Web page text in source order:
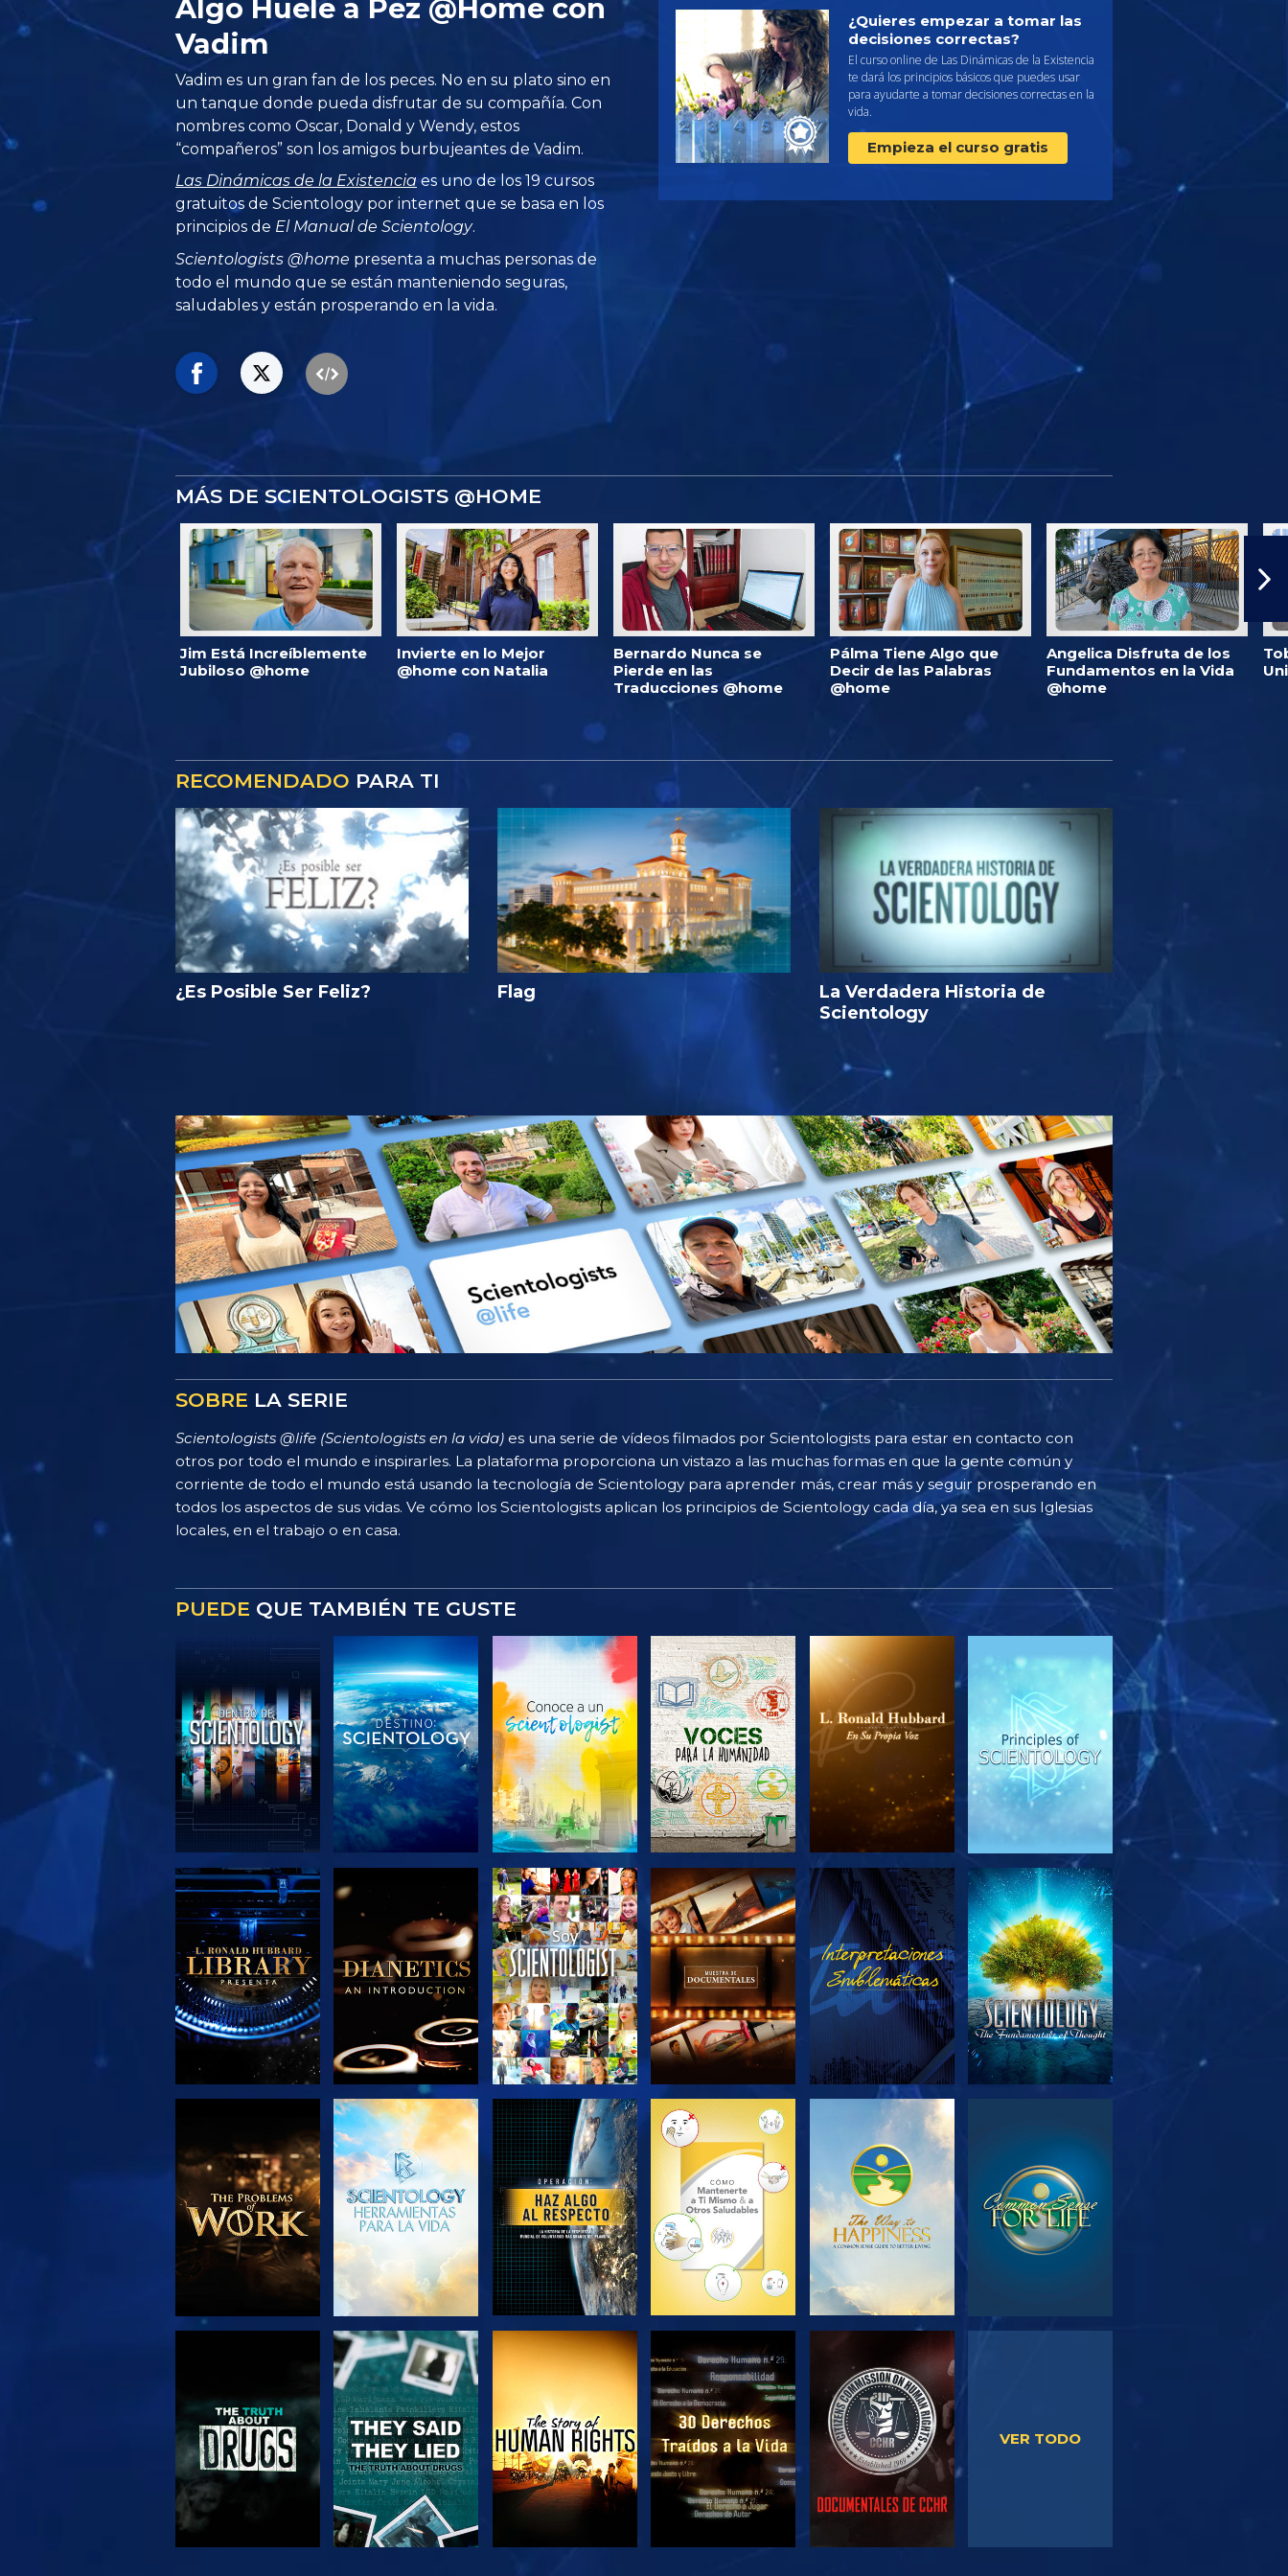
Algo Huele a Pez @Home con
Vadim
Vadim es un gran fan de los peces. No en su plato sino en
un tanque donde pueda disfrutar de su compañía. Con
nombres como Oscar, Donald y Wendy, estos
“compañeros” son los amigos burbujeantes de Vadim.
Las Dinámicas de la Existenciaes uno de los 19 cursos
gratuitos de Scientology por internet que se basa en los
principios de El Manual de Scientology.
Scientologists @home presenta a muchas personas de
todo el mundo que se están manteniendo seguras,
saludables y están prosperando en la vida.
¿Quieres empezar a tomar las
decisiones correctas?
El curso online de Las Dinámicas de la Existencia
te dará los principios básicos que puedes usar
para ayudarte a tomar decisiones correctas en la
vida.
Empieza el curso gratis
MÁS DE SCIENTOLOGISTS @HOME
Jim Está Increíblemente
Jubiloso @home
Invierte en lo Mejor
@home con Natalia
Bernardo Nunca se
Pierde en las
Traducciones @home
Pálma Tiene Algo que
Decir de las Palabras
@home
Angelica Disfruta de los
Fundamentos en la Vida
@home
RECOMENDADO PARA TI
¿Es Posible Ser Feliz? Flag
La Verdadera Historia de
Scientology
SOBRE LA SERIE
Scientologists @life (Scientologists en la vida) es una serie de vídeos filmados por Scientologists para estar en contacto con
otros por todo el mundo e inspirarles. La plataforma proporciona un vistazo a las muchas formas en que la gente común y
corriente de todo el mundo está usando la tecnología de Scientology para aprender más, crear más y seguir prosperando en
todos los aspectos de sus vidas. Ve cómo los Scientologists aplican los principios de Scientology cada día, ya sea en sus Iglesias
locales, en el trabajo o en casa.
PUEDE QUE TAMBIÉN TE GUSTE
EXPLORA LAS
SERIES
EXPLORA LAS
SERIES
EXPLORA LAS
SERIES
EXPLORA LAS
SERIES
EXPLORA LAS
SERIES
VE
EXPLORA LAS
SERIES
VE
EXPLORA LAS
SERIES
EXPLORA LAS
SERIES
EXPLORA LAS
SERIES
VE VE VE
VER TODO